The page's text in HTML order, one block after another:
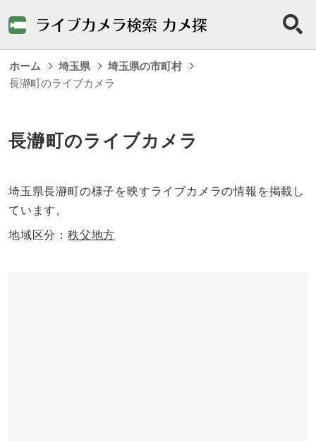
ホーム 埼玉県
埼玉県の市町村
長瀞町のライブカメラ
長瀞町のライブカメラ
埼玉県長瀞町の様子を映すライブカメラの情報を掲載し
ています。
地域区分： 秩父地方